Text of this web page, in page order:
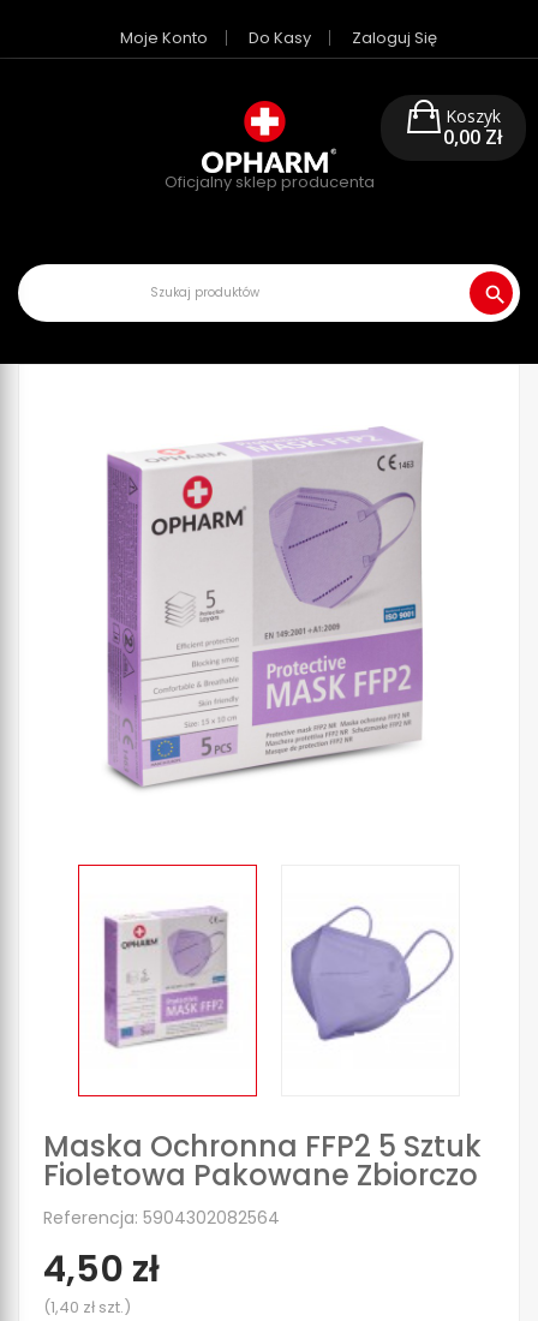
Moje Konto Do Kasy Zaloguj Się
Oficjalny sklep producenta
Koszyk
0,00 Zł
search
Maska Ochronna FFP2 5 Sztuk
Fioletowa Pakowane Zbiorczo
Referencja: 5904302082564
4,50 zł
(1,40 zł szt.)